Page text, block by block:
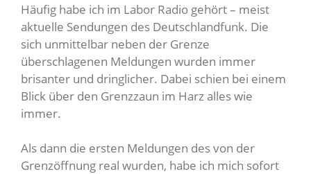
Häufig habe ich im Labor Radio gehört – meist
aktuelle Sendungen des Deutschlandfunk. Die
sich unmittelbar neben der Grenze
überschlagenen Meldungen wurden immer
brisanter und dringlicher. Dabei schien bei einem
Blick über den Grenzzaun im Harz alles wie
immer.
Als dann die ersten Meldungen des von der
Grenzöffnung real wurden, habe ich mich sofort